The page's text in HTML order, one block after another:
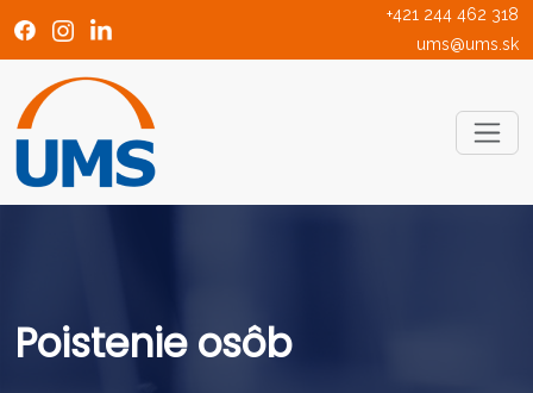
+421 244 462 318
ums@ums.sk
Poistenie osôb